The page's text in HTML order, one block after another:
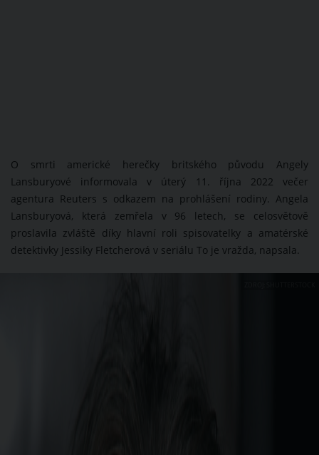
O smrti americké herečky britského původu Angely
Lansburyové informovala v úterý 11. října 2022 večer
agentura Reuters s odkazem na prohlášení rodiny. Angela
Lansburyová, která zemřela v 96 letech, se celosvětově
proslavila zvláště díky hlavní roli spisovatelky a amatérské
detektivky Jessiky Fletcherová v seriálu To je vražda, napsala.